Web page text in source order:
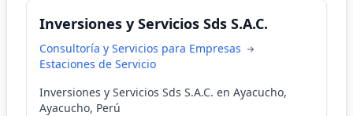
Inversiones y Servicios Sds S.A.C.
Consultoría y Servicios para Empresas
Estaciones de Servicio
Inversiones y Servicios Sds S.A.C. en Ayacucho,
Ayacucho, Perú